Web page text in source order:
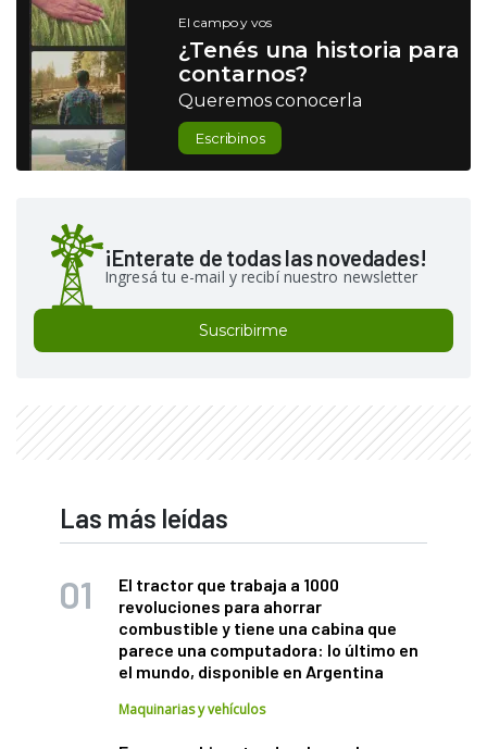
El campo y vos
¿Tenés una historia para
contarnos?
Queremos conocerla
Escribinos
¡Enterate de todas las novedades!
Ingresá tu e-mail y recibí nuestro newsletter
Suscribirme
Las más leídas
El tractor que trabaja a 1000
revoluciones para ahorrar
combustible y tiene una cabina que
parece una computadora: lo último en
el mundo, disponible en Argentina
Maquinarias y vehículos